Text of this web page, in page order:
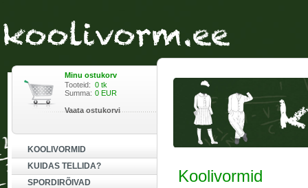
Minu ostukorv
Tooteid: 0 tk
Summa: 0 EUR
Vaata ostukorvi
KOOLIVORMID
KUIDAS TELLIDA?
SPORDIRÕIVAD
Koolivormid